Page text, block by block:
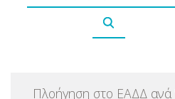
Πλοήγηση στο ΕΑΔΔ ανά